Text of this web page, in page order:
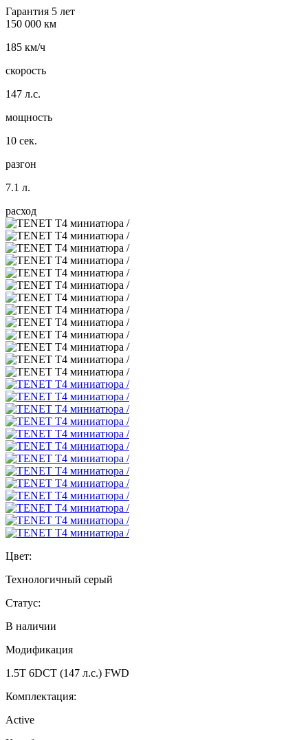
Гарантия 5 лет
150 000 км
185 км/ч
скорость
147 л.с.
мощность
10 сек.
разгон
7.1 л.
расход
Цвет:
Технологичный серый
Статус:
В наличии
Модификация
1.5T 6DCT (147 л.с.) FWD
Комплектация:
Active